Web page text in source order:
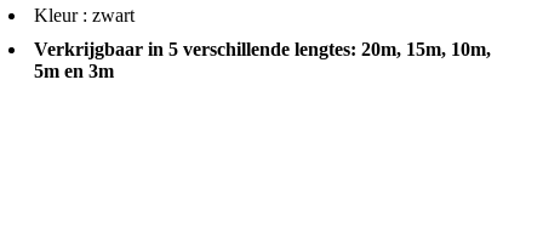
Kleur : zwart
Verkrijgbaar in 5 verschillende lengtes: 20m, 15m, 10m,
5m en 3m